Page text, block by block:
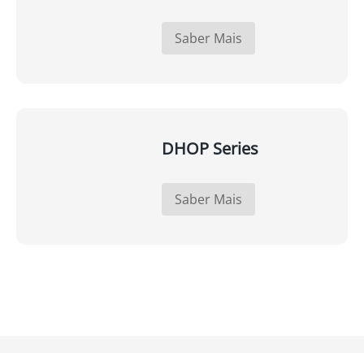
Saber Mais
DHOP Series
Saber Mais